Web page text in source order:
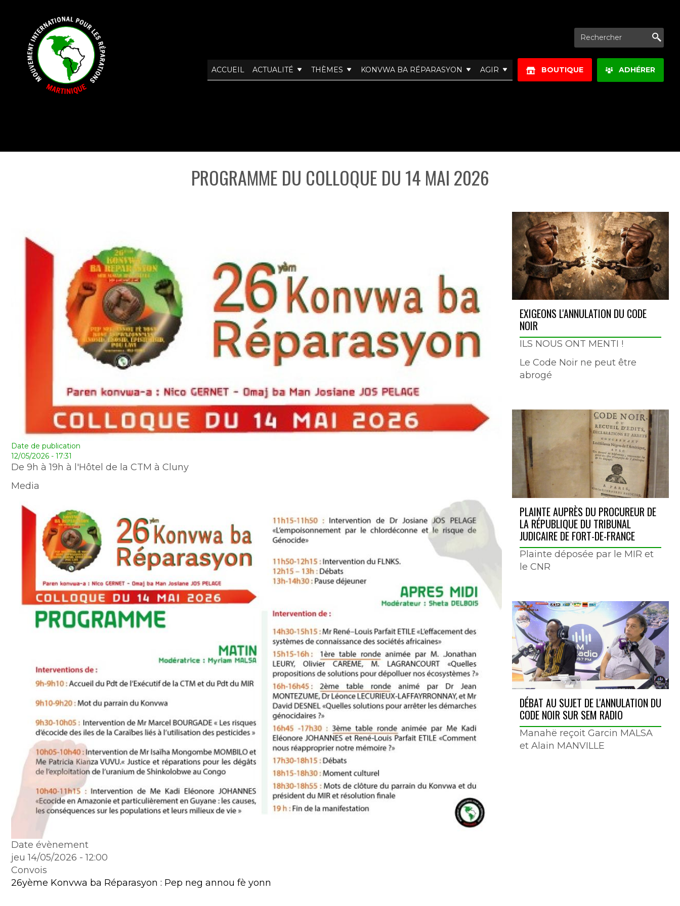
ADHÉRER
BOUTIQUE
ACCUEIL ACTUALITÉ THÈMES KONVWA BA RÉPARASYON AGIR
PROGRAMME DU COLLOQUE DU 14 MAI 2026
Date de publication
12/05/2026 - 17:31
De 9h à 19h à l'Hôtel de la CTM à Cluny
Media
Date évènement
jeu 14/05/2026 - 12:00
Convois
26yème Konvwa ba Réparasyon : Pep neg annou fè yonn
EXIGEONS L'ANNULATION DU CODE
NOIR
ILS NOUS ONT MENTI !
Le Code Noir ne peut être
abrogé
PLAINTE AUPRÈS DU PROCUREUR DE
LA RÉPUBLIQUE DU TRIBUNAL
JUDICAIRE DE FORT-DE-FRANCE
Plainte déposée par le MIR et
le CNR
DÉBAT AU SUJET DE L'ANNULATION DU
CODE NOIR SUR SEM RADIO
Manahë reçoit Garcin MALSA
et Alain MANVILLE